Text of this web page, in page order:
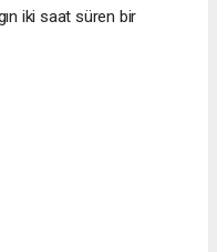
iki saat süren bir